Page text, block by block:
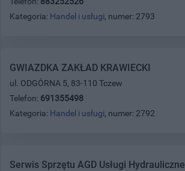
Kategoria: Handel i usługi, numer: 2793
GWIAZDKA ZAKŁAD KRAWIECKI
ul. ODGÓRNA 5, 83-110 Tczew
Telefon: 691355498
Kategoria: Handel i usługi, numer: 2792
Serwis Sprzętu AGD Usługi